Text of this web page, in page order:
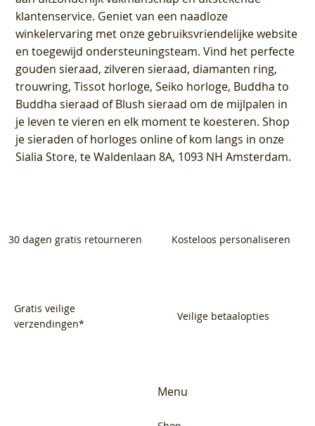
klantenservice. Geniet van een naadloze
winkelervaring met onze gebruiksvriendelijke website
en toegewijd ondersteuningsteam. Vind het perfecte
gouden sieraad, zilveren sieraad, diamanten ring,
trouwring, Tissot horloge, Seiko horloge, Buddha to
Buddha sieraad of Blush sieraad om de mijlpalen in
je leven te vieren en elk moment te koesteren. Shop
je sieraden of horloges online of kom langs in onze
Sialia Store, te Waldenlaan 8A, 1093 NH Amsterdam.
30 dagen gratis retourneren Kosteloos personaliseren
Gratis veilige
verzendingen*
Veilige betaalopties
Menu